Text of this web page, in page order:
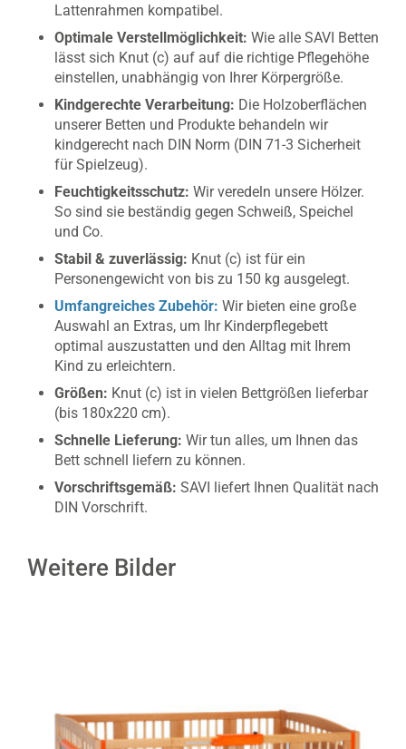
Lattenrahmen kompatibel.
Optimale Verstellmöglichkeit: Wie alle SAVI Betten
lässt sich Knut (c) auf auf die richtige Pflegehöhe
einstellen, unabhängig von Ihrer Körpergröße.
Kindgerechte Verarbeitung: Die Holzoberflächen
unserer Betten und Produkte behandeln wir
kindgerecht nach DIN Norm (DIN 71-3 Sicherheit
für Spielzeug).
Feuchtigkeitsschutz: Wir veredeln unsere Hölzer.
So sind sie beständig gegen Schweiß, Speichel
und Co.
Stabil & zuverlässig: Knut (c) ist für ein
Personengewicht von bis zu 150 kg ausgelegt.
Umfangreiches Zubehör: Wir bieten eine große
Auswahl an Extras, um Ihr Kinderpflegebett
optimal auszustatten und den Alltag mit Ihrem
Kind zu erleichtern.
Größen: Knut (c) ist in vielen Bettgrößen lieferbar
(bis 180x220 cm).
Schnelle Lieferung: Wir tun alles, um Ihnen das
Bett schnell liefern zu können.
Vorschriftsgemäß: SAVI liefert Ihnen Qualität nach
DIN Vorschrift.
Weitere Bilder